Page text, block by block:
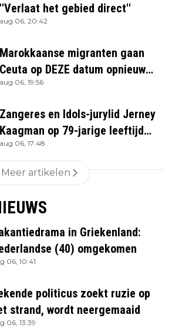
''Verlaat het gebied direct''
aug 06, 20:42
Marokkaanse migranten gaan
Ceuta op DEZE datum opnieuw
bestormen
aug 06, 19:56
Zangeres en Idols-jurylid Jerney
Kaagman op 79-jarige leeftijd
overleden
aug 06, 17:48
Meer artikelen
in Griekenland:
(40) omgekomen
06, 10:41
politicus zoekt ruzie op
strand, wordt neergemaaid
06, 13:39